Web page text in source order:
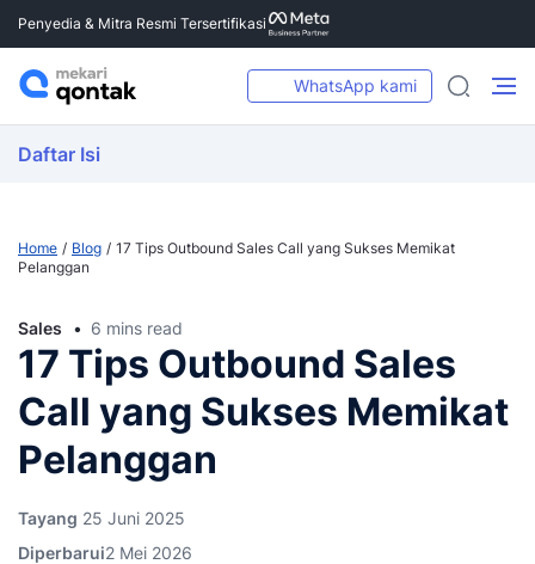
Penyedia & Mitra Resmi Tersertifikasi
WhatsApp kami
Daftar Isi
Home Blog
17 Tips Outbound Sales Call yang Sukses Memikat
Pelanggan
Sales 6 mins read
17 Tips Outbound Sales
Call yang Sukses Memikat
Pelanggan
Tayang 25 Juni 2025
Diperbarui2 Mei 2026